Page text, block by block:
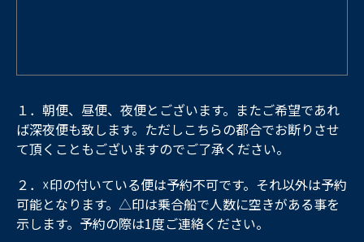
１．朝便、昼便、夜便とございます。またご希望であれ
ば深夜便も致します。ただしこちらの都合でお断りさせ
て頂くこともございますのでご了承ください。
２．☓印の付いている便は予約不可です。それ以外は予約
可能となります。△印は乗合船で人数に空きがある事を
示します。予約の際は1度ご連絡ください。